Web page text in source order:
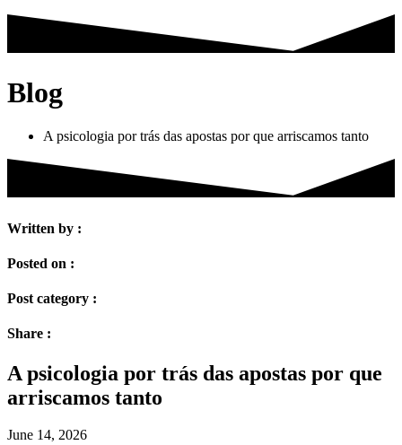
Blog
A psicologia por trás das apostas por que arriscamos tanto
Written by :
Posted on :
Post category :
Share :
A psicologia por trás das apostas por que
arriscamos tanto
June 14, 2026